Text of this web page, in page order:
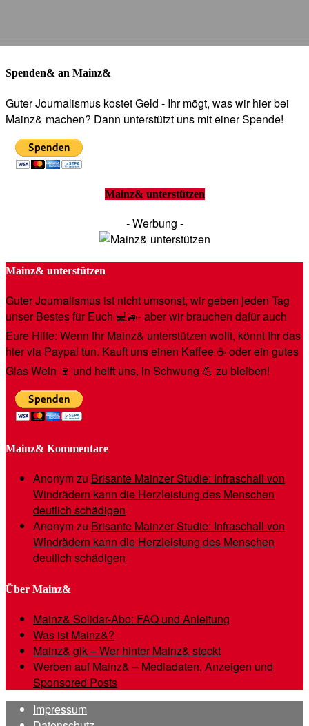
Spenden& an Mainz&
Guter Journalismus kostet Geld - Ihr mögt, was wir hier bei
Mainz& machen? Dann unterstützt uns mit einer Spende!
Mainz& unterstützen
- Werbung -
Mainz& unterstützen
Guter Journalismus ist nicht umsonst, wir geben jeden Tag
unser Bestes für Euch 💻🚙- aber wir brauchen dafür auch
Eure Hilfe: Wenn Ihr Mainz& unterstützen wollt, könnt Ihr das
hier via Paypal tun. Kauft uns einen Kaffee ☕️ oder ein gutes
Glas Wein 🍷 und helft uns, in Schwung 💪 zu bleiben!
Mainz& Kommentare
Anonymzu Brisante Mainzer Studie: Infraschall von
Windrädern kann die Herzleistung des Menschen
deutlich schädigen
Anonymzu Brisante Mainzer Studie: Infraschall von
Windrädern kann die Herzleistung des Menschen
deutlich schädigen
Über Mainz&
Mainz& Solidar-Abo: FAQ und Anleitung
Was ist Mainz&?
Mainz& gik – Wer hinter Mainz& steckt
Werben auf Mainz& – Mediadaten, Anzeigen und
Sponsored Posts
Impressum